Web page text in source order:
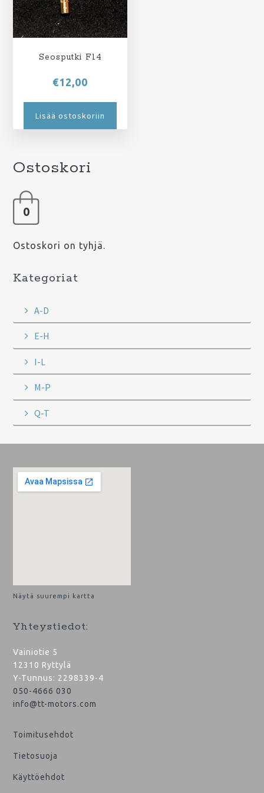
Seosputki F14
€12,00
Lisää ostoskoriin
Ostoskori
0
Ostoskori on tyhjä.
Kategoriat
A-D
E-H
I-L
M-P
Q-T
Footer
Näytä suurempi kartta
Yhteystiedot:
Vainiotie 5
12310 Ryttylä
Y-Tunnus: 2298339-4
050-4666 030
info@tt-motors.com
Toimitusehdot
Tietosuoja
Käyttöehdot